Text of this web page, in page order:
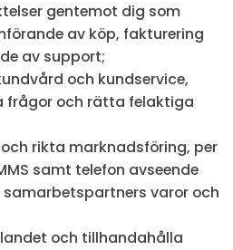
gentemot dig som
av köp, fakturering
av support;
och kundservice,
frågor och rätta felaktiga
rikta marknadsföring, per
samt telefon avseende
varor och
och tillhandahålla